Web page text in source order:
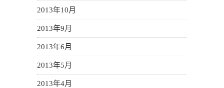
2013年10月
2013年9月
2013年6月
2013年5月
2013年4月